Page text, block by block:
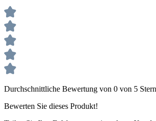
Durchschnittliche Bewertung von 0 von 5
Bewerten Sie dieses Produkt!